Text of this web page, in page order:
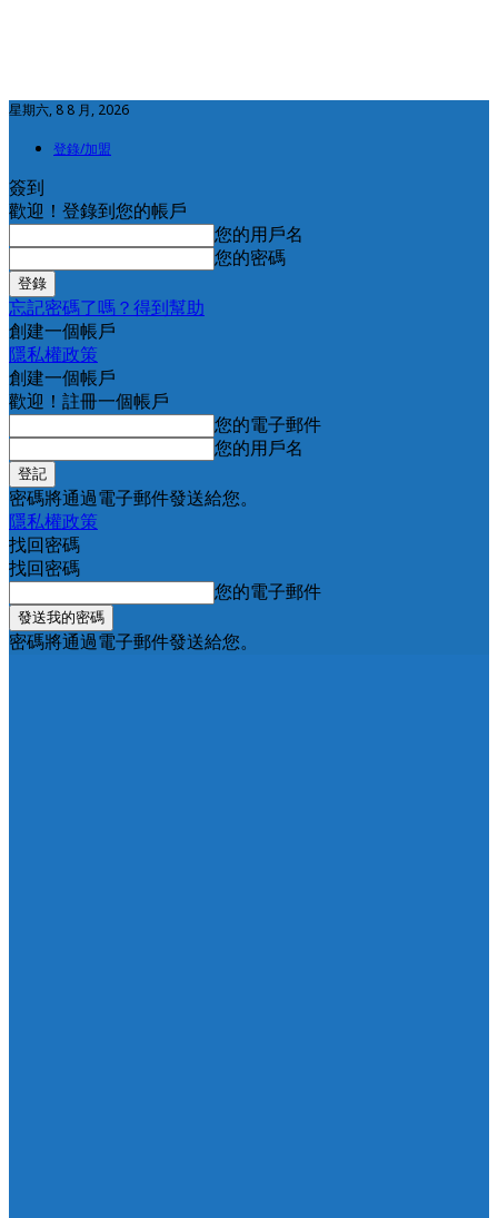
星期六, 8 8 月, 2026
登錄/加盟
簽到
歡迎！登錄到您的帳戶
您的用戶名
您的密碼
忘記密碼了嗎？得到幫助
創建一個帳戶
隱私權政策
創建一個帳戶
歡迎！註冊一個帳戶
您的電子郵件
您的用戶名
密碼將通過電子郵件發送給您。
隱私權政策
找回密碼
找回密碼
您的電子郵件
密碼將通過電子郵件發送給您。